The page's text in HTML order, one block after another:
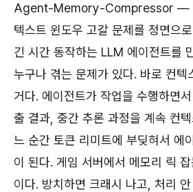
Agent-Memory-Compressor —
텍스트 윈도우 고갈 문제를 정면으
긴 시간 동작하는 LLM 에이전트를
누구나 겪는 문제가 있다. 바로 컨텍
거다. 에이전트가 작업을 수행하면
출 결과, 중간 추론 과정을 계속 컨
느 순간 토큰 리미트에 부딪혀서 에
이 된다. 게임 서버에서 메모리 릭
이다. 방치하면 크래시 나고, 처리